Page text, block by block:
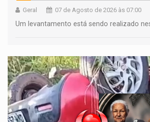
Geral 07 de Agosto de 2026 às 07:00
Um levantamento está sendo realizado